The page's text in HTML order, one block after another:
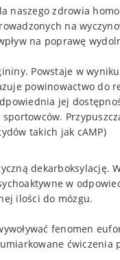
naszego zdrowia
na
na poprawę
Powstaje w
powinowactwo do
jej
takich jak cAMP)
dekarboksylację.
w
ilości do mózgu.
fenomen
ćwiczenia